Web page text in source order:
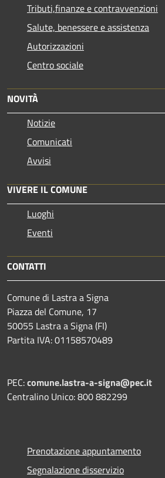
Tributi,finanze e contravvenzioni
Salute, benessere e assistenza
Autorizzazioni
Centro sociale
NOVITÀ
Notizie
Comunicati
Avvisi
VIVERE IL COMUNE
Luoghi
Eventi
CONTATTI
Comune di Lastra a Signa
Piazza del Comune, 17
50055 Lastra a Signa (FI)
Partita IVA: 01158570489
PEC:comune.lastra-a-signa@pec.it
Centralino Unico: 800 882299
Prenotazione appuntamento
Segnalazione disservizio